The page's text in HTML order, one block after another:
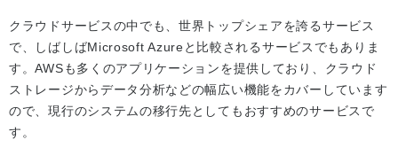
クラウドサービスの中でも、世界トップシェアを誇るサービス
で、しばしばMicrosoft Azureと比較されるサービスでもありま
す。AWSも多くのアプリケーションを提供しており、クラウド
ストレージからデータ分析などの幅広い機能をカバーしています
ので、現行のシステムの移行先としてもおすすめのサービスで
す。